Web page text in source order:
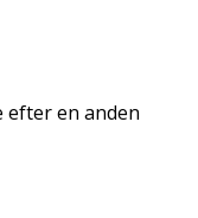
efter en anden